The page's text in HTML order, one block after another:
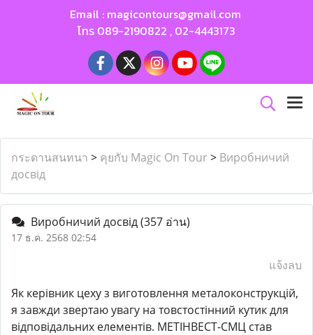
Email : magicontours@gmail.com
โทร 089-2190822 , 02-4443173
กระดานสนทนา > คุยกับ Magic On Tour > Виробничий
досвід
Виробничий досвід(357 อ่าน)
17 ธ.ค. 2568 02:54
แจ้งลบ
Як керівник цеху з виготовлення металоконструкцій,
я завжди звертаю увагу на товстостінний кутик для
відповідальних елементів. МЕТІНВЕСТ-СМЦ став